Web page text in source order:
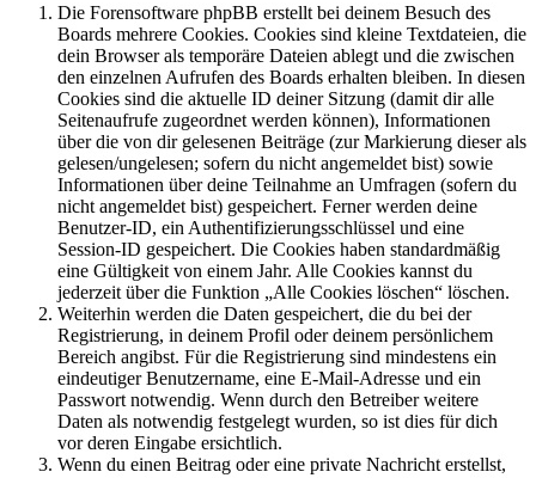
Die Forensoftware phpBB erstellt bei deinem Besuch des
Boards mehrere Cookies. Cookies sind kleine Textdateien, die
dein Browser als temporäre Dateien ablegt und die zwischen
den einzelnen Aufrufen des Boards erhalten bleiben. In diesen
Cookies sind die aktuelle ID deiner Sitzung (damit dir alle
Seitenaufrufe zugeordnet werden können), Informationen
über die von dir gelesenen Beiträge (zur Markierung dieser als
gelesen/ungelesen; sofern du nicht angemeldet bist) sowie
Informationen über deine Teilnahme an Umfragen (sofern du
nicht angemeldet bist) gespeichert. Ferner werden deine
Benutzer-ID, ein Authentifizierungsschlüssel und eine
Session-ID gespeichert. Die Cookies haben standardmäßig
eine Gültigkeit von einem Jahr. Alle Cookies kannst du
jederzeit über die Funktion „Alle Cookies löschen“ löschen.
Weiterhin werden die Daten gespeichert, die du bei der
Registrierung, in deinem Profil oder deinem persönlichem
Bereich angibst. Für die Registrierung sind mindestens ein
eindeutiger Benutzername, eine E-Mail-Adresse und ein
Passwort notwendig. Wenn durch den Betreiber weitere
Daten als notwendig festgelegt wurden, so ist dies für dich
vor deren Eingabe ersichtlich.
Wenn du einen Beitrag oder eine private Nachricht erstellst,